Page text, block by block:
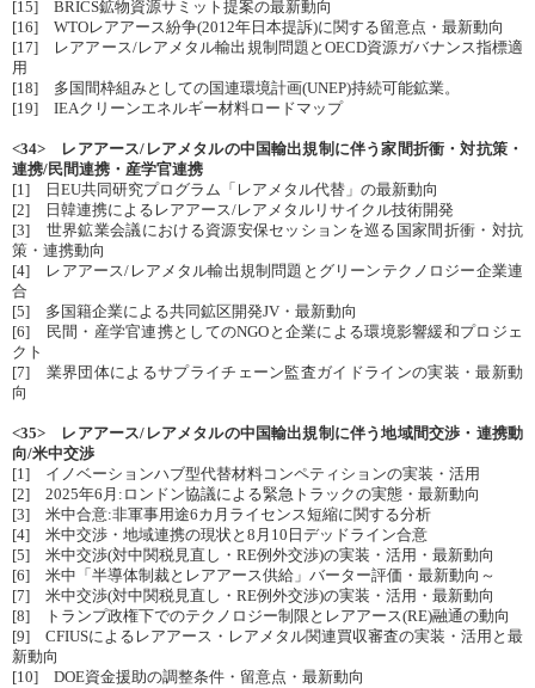
[15] BRICS鉱物資源サミット提案の最新動向
[16] WTOレアアース紛争(2012年日本提訴)に関する留意点・最新動向
[17] レアアース/レアメタル輸出規制問題とOECD資源ガバナンス指標適
用
[18] 多国間枠組みとしての国連環境計画(UNEP)持続可能鉱業。
[19] IEAクリーンエネルギー材料ロードマップ
<34> レアアース/レアメタルの中国輸出規制に伴う家間折衝・対抗策・
連携/民間連携・産学官連携
[1] 日EU共同研究プログラム「レアメタル代替」の最新動向
[2] 日韓連携によるレアアース/レアメタルリサイクル技術開発
[3] 世界鉱業会議における資源安保セッションを巡る国家間折衝・対抗
策・連携動向
[4] レアアース/レアメタル輸出規制問題とグリーンテクノロジー企業連
合
[5] 多国籍企業による共同鉱区開発JV・最新動向
[6] 民間・産学官連携としてのNGOと企業による環境影響緩和プロジェ
クト
[7] 業界団体によるサプライチェーン監査ガイドラインの実装・最新動
向
<35> レアアース/レアメタルの中国輸出規制に伴う地域間交渉・連携動
向/米中交渉
[1] イノベーションハブ型代替材料コンペティションの実装・活用
[2] 2025年6月:ロンドン協議による緊急トラックの実態・最新動向
[3] 米中合意:非軍事用途6カ月ライセンス短縮に関する分析
[4] 米中交渉・地域連携の現状と8月10日デッドライン合意
[5] 米中交渉(対中関税見直し・RE例外交渉)の実装・活用・最新動向
[6] 米中「半導体制裁とレアアース供給」バーター評価・最新動向～
[7] 米中交渉(対中関税見直し・RE例外交渉)の実装・活用・最新動向
[8] トランプ政権下でのテクノロジー制限とレアアース(RE)融通の動向
[9] CFIUSによるレアアース・レアメタル関連買収審査の実装・活用と最
新動向
[10] DOE資金援助の調整条件・留意点・最新動向